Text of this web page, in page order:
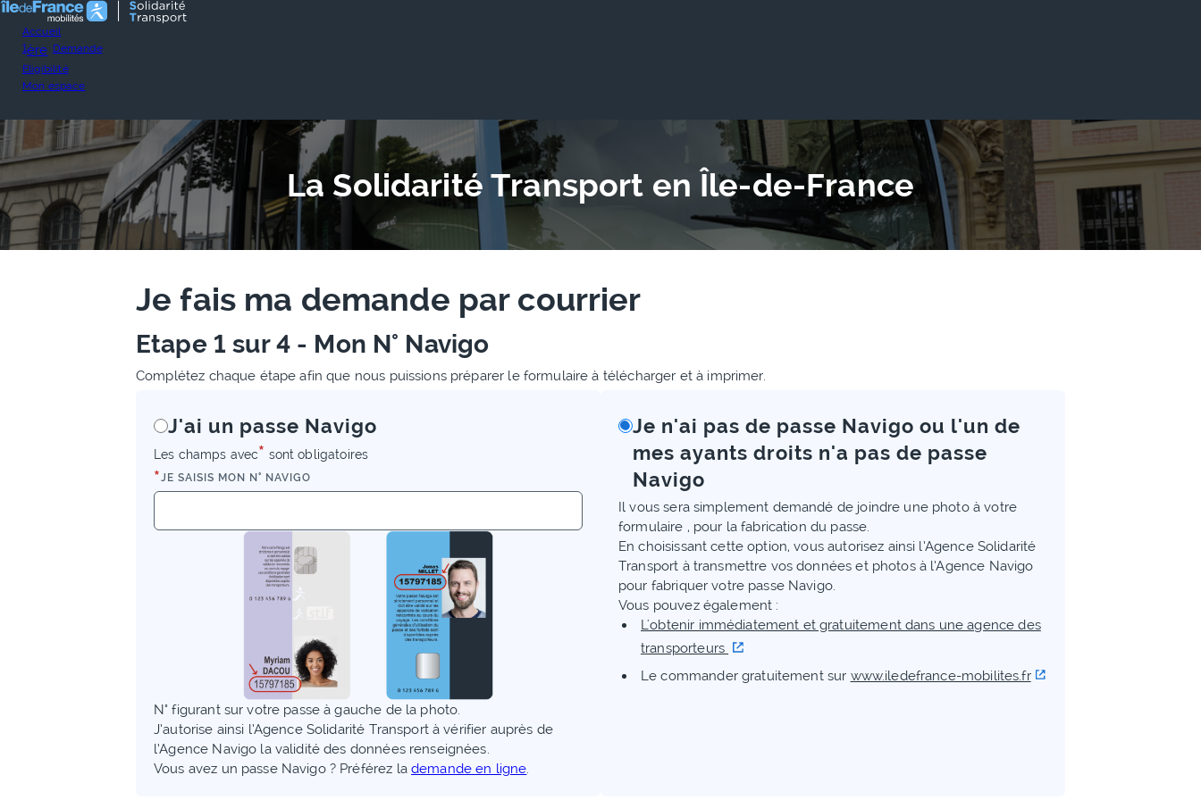
Accueil
1ère Demande
Eligibilité
Mon espace
La Solidarité Transport en Île-de-France
Je fais ma demande par courrier
Etape 1 sur 4 - Mon N° Navigo
Complétez chaque étape afin que nous puissions préparer le formulaire à télécharger et à imprimer.
J'ai un passe Navigo
Les champs avec* sont obligatoires
*JE SAISIS MON N° NAVIGO
N° figurant sur votre passe à gauche de la photo.
J’autorise ainsi l’Agence Solidarité Transport à vérifier auprès de
l’Agence Navigo la validité des données renseignées.
Vous avez un passe Navigo ? Préférez la demande en ligne
Je n'ai pas de passe Navigo ou l'un de
mes ayants droits n'a pas de passe
Navigo
Il vous sera simplement demandé de joindre une photo à votre
formulaire , pour la fabrication du passe.
En choisissant cette option, vous autorisez ainsi l’Agence Solidarité
Transport à transmettre vos données et photos à l’Agence Navigo
pour fabriquer votre passe Navigo.
Vous pouvez également :
L'obtenir immédiatement et gratuitement dans une agence des
transporteurs
Le commander gratuitement sur www.iledefrance-mobilites.fr